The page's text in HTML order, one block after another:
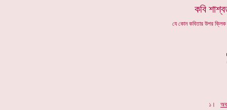
কবি
যে কোন কবিতার উপর
১।